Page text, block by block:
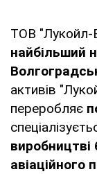
ТОВ "Лукойл-
найбільший
активів
переробляє
виробництві
авіаційного